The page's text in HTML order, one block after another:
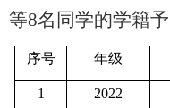
等8名同学的学籍予
序号 年级
1 2022